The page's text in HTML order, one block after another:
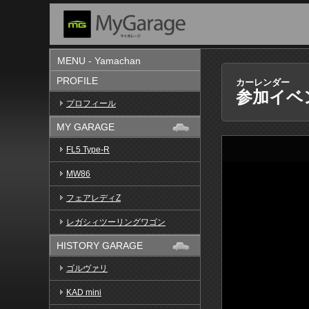
MENU - Yamachan
PROFILE
プロフィール
MY GARAGE
FL5 Type-R
MW86
フェアレディZ
レガシィツーリングワゴン
HISTORY GARAGE
ゴルヴァリ
KAD mini
カーレンダー
参加イベ